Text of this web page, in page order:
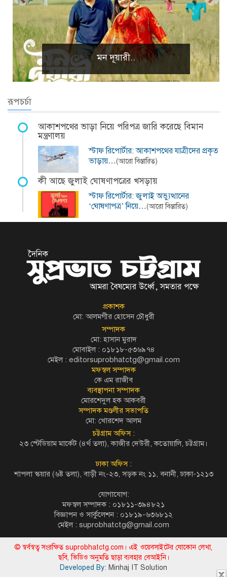
প্রাকৃতিক দৃশ্য
রূপচর্চা
আকাশপথের ভাড়া নিয়ে পরিপত্র জারি করেছে বিমান
মন্ত্রণালয়
স্টাফ রিপোর্টার: আকাশপথের যাত্রীদের প্রকৃত
ভাড়ায়…(আরো বিস্তারিত)
কী আছে জুলাই ঘোষণাপত্রের খসড়ায়
স্টাফ রিপোর্টার: জুলাই অভ্যুত্থানের
‘ঘোষণাপত্র’ নিয়ে…(আরো বিস্তারিত)
প্রকাশক
মো: আলমগীর হোসেন চৌধুরী
সম্পাদক
মো: হাসান মুরাদ
মোবাইল : ০১৮১৮-৫৩৬৯৭৪
মেইল : editorsuprobhatctg@gmail.com
মফস্বল সম্পাদক
কে এম রাজীব
ব্যবস্থাপনা সম্পাদক
মোরশেদুল হক আকবরী
সম্পাদক মণ্ডলীর সভাপতি
মো: খোরশেদ আলম
চট্টগ্রাম অফিস :
২৩ স্টেডিয়াম মার্কেট (৪র্থ তলা), কাজীর দেউরী, কতোয়ালি, চট্টগ্রাম।
ঢাকা অফিস :
শাপলা স্কয়ার (৬ষ্ট তলা), বাড়ী নং-২৩, সড়ক নং ১১, বনানী, ঢাকা-১২১৩
যোগাযোগ:
মফস্বল সম্পাদক : ০১৮১১-৩৯৪৮২১
বিজ্ঞাপন ও সার্কুলেশন : ০১৮১৯-৬৩৬৮১২
মেইল : suprobhatctg@gmail.com
© স্বর্বস্বত্ব সংরক্ষিত suprobhatctg.com। এই ওয়েবসাইটের যোকোন লেখা,
ছবি, ভিডিও অনুমতি ছাড়া ব্যবহার বেআইনি।
Developed By: Minhaj IT Solution